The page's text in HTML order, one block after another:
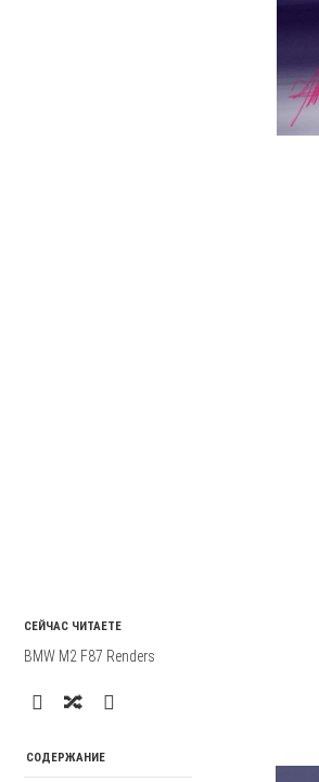
СЕЙЧАС ЧИТАЕТЕ
BMW M2 F87 Renders
СОДЕРЖАНИЕ